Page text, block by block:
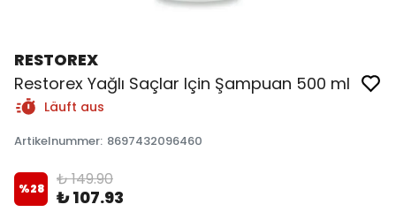
RESTOREX
Restorex Yağlı Saçlar Için Şampuan 500 ml
Läuft aus
Artikelnummer: 8697432096460
%28 ₺ 149.90
₺ 107.93